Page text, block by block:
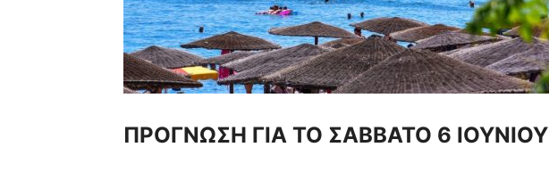
ΠΡΟΓΝΩΣΗ ΓΙΑ ΤΟ ΣΑΒΒΑΤΟ 6 ΙΟΥΝΙΟΥ